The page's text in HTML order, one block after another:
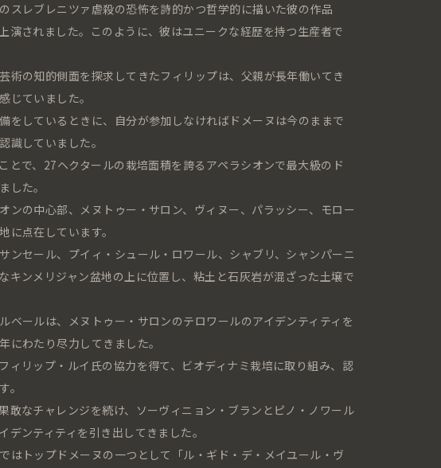
スレブレニツァ虐殺の恐怖を詩的かつ哲学的に描いた彼の作品
演されました。このように、彼はユニークな経歴を持つ生産者で
術の知的側面を探求してきたフィリップは、父親が長年働いてき
じていました。
をしているときに、自分が参加しなければドメーヌは今のままで
識していました。
とで、27ヘクタールの栽培面積を誇るアペラシオンで最大級のド
した。
ンの中心部、メヌトゥー・サロン、ヴィヌー、パラッシー、モロー
に点在しています。
ンセール、プイィ・シュール・ロワール、シャブリ、シャンパーニ
キンメリジャン盆地の上に位置し、粘土と石灰岩が混ざった土壌で
ベールは、メヌトゥー・サロンのテロワールのアイデンティティを
にわたり尽力してきました。
ィリップ・ルイ氏の協力を得て、ビオディナミ栽培に取り組み、認
。
敢なチャレンジを続け、ソーヴィニョン・ブランとピノ・ノワール
デンティティを引き出してきました。
はトップドメーヌの一つとして「ル・ギド・デ・メイユール・ヴ